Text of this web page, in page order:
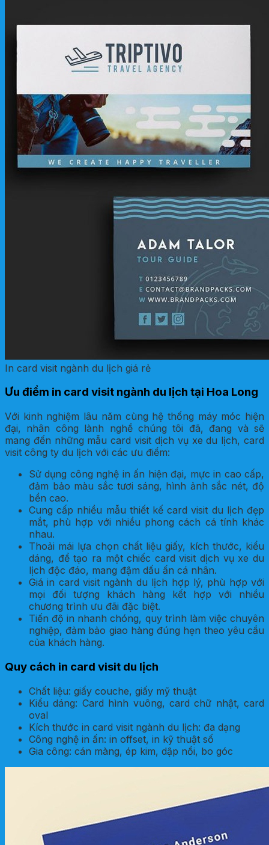
In card visit ngành du lịch giá rẻ
Ưu điểm in card visit ngành du lịch tại Hoa Long
Với kinh nghiệm lâu năm cùng hệ thống máy móc hiện
đại, nhân công lành nghề chúng tôi đã, đang và sẽ
mang đến những mẫu card visit dịch vụ xe du lịch, card
visit công ty du lịch với các ưu điểm:
Sử dụng công nghệ in ấn hiện đại, mực in cao cấp,
đảm bảo màu sắc tươi sáng, hình ảnh sắc nét, độ
bền cao.
Cung cấp nhiều mẫu thiết kế card visit du lịch đẹp
mắt, phù hợp với nhiều phong cách cá tính khác
nhau.
Thoải mái lựa chọn chất liệu giấy, kích thước, kiểu
dáng, để tạo ra một chiếc card visit dịch vụ xe du
lịch độc đáo, mang đậm dấu ấn cá nhân.
Giá in card visit ngành du lịch hợp lý, phù hợp với
mọi đối tượng khách hàng kết hợp với nhiều
chương trình ưu đãi đặc biệt.
Tiến độ in nhanh chóng, quy trình làm việc chuyên
nghiệp, đảm bảo giao hàng đúng hẹn theo yêu cầu
của khách hàng.
Quy cách in card visit du lịch
Chất liệu: giấy couche, giấy mỹ thuật
Kiểu dáng: Card hình vuông, card chữ nhật, card
oval
Kích thước in card visit ngành du lịch: đa dạng
Công nghệ in ấn: in offset, in kỹ thuật số
Gia công: cán màng, ép kim, dập nổi, bo góc